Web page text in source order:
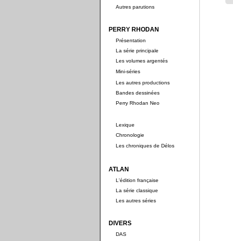
Autres parutions
PERRY RHODAN
Présentation
La série principale
Les volumes argentés
Mini-séries
Les autres productions
Bandes dessinées
Perry Rhodan Neo
Lexique
Chronologie
Les chroniques de Délos
ATLAN
L'édition française
La série classique
Les autres séries
DIVERS
DAS